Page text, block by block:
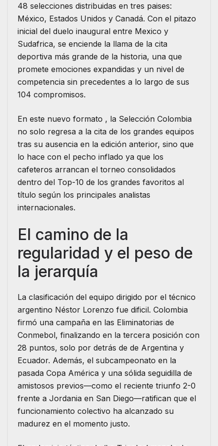
48 selecciones distribuidas en tres paises:
México, Estados Unidos y Canadá. Con el pitazo
inicial del duelo inaugural entre Mexico y
Sudafrica, se enciende la llama de la cita
deportiva más grande de la historia, una que
promete emociones expandidas y un nivel de
competencia sin precedentes a lo largo de sus
104 compromisos.
En este nuevo formato , la Selección Colombia
no solo regresa a la cita de los grandes equipos
tras su ausencia en la edición anterior, sino que
lo hace con el pecho inflado ya que los
cafeteros arrancan el torneo consolidados
dentro del Top-10 de los grandes favoritos al
título según los principales analistas
internacionales.
El camino de la
regularidad y el peso de
la jerarquía
La clasificación del equipo dirigido por el técnico
argentino Néstor Lorenzo fue dificil. Colombia
firmó una campaña en las Eliminatorias de
Conmebol, finalizando en la tercera posición con
28 puntos, solo por detrás de de Argentina y
Ecuador. Además, el subcampeonato en la
pasada Copa América y una sólida seguidilla de
amistosos previos—como el reciente triunfo 2-0
frente a Jordania en San Diego—ratifican que el
funcionamiento colectivo ha alcanzado su
madurez en el momento justo.